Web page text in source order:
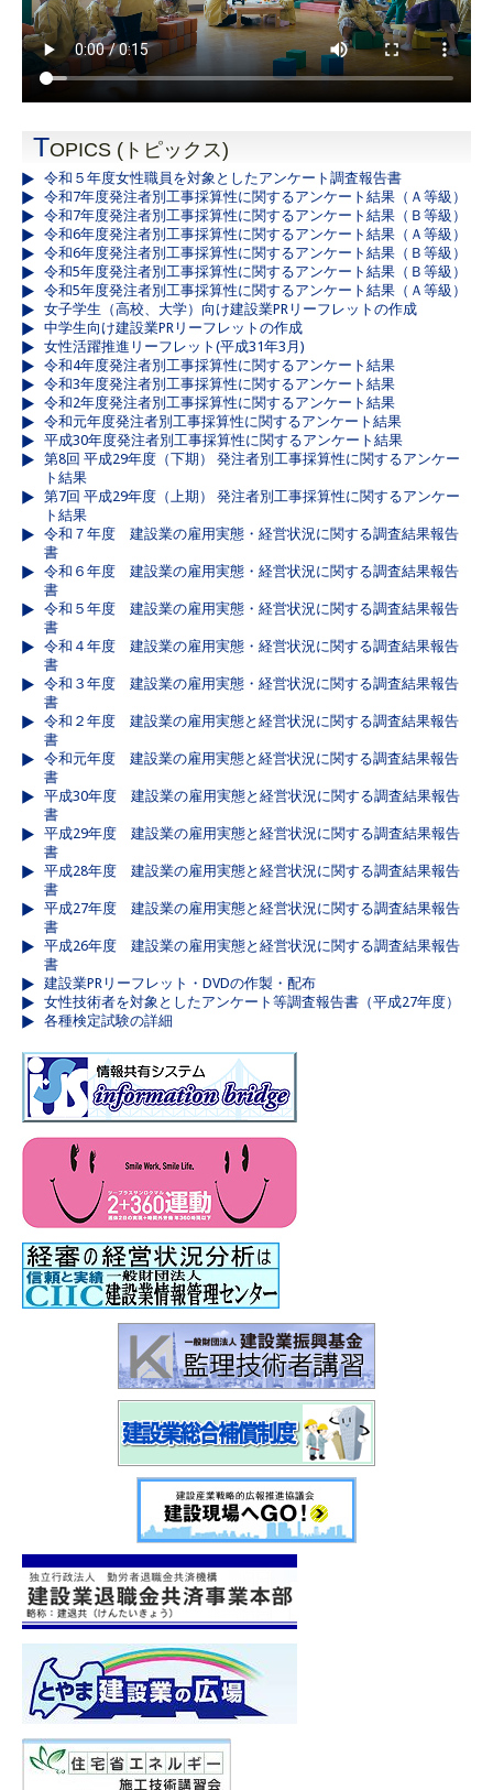
TOPICS (トピックス)
令和５年度女性職員を対象としたアンケート調査報告書
令和7年度発注者別工事採算性に関するアンケート結果（Ａ等級）
令和7年度発注者別工事採算性に関するアンケート結果（Ｂ等級）
令和6年度発注者別工事採算性に関するアンケート結果（Ａ等級）
令和6年度発注者別工事採算性に関するアンケート結果（Ｂ等級）
令和5年度発注者別工事採算性に関するアンケート結果（Ｂ等級）
令和5年度発注者別工事採算性に関するアンケート結果（Ａ等級）
女子学生（高校、大学）向け建設業PRリーフレットの作成
中学生向け建設業PRリーフレットの作成
女性活躍推進リーフレット(平成31年3月)
令和4年度発注者別工事採算性に関するアンケート結果
令和3年度発注者別工事採算性に関するアンケート結果
令和2年度発注者別工事採算性に関するアンケート結果
令和元年度発注者別工事採算性に関するアンケート結果
平成30年度発注者別工事採算性に関するアンケート結果
第8回 平成29年度（下期） 発注者別工事採算性に関するアンケー
ト結果
第7回 平成29年度（上期） 発注者別工事採算性に関するアンケー
ト結果
令和７年度 建設業の雇用実態・経営状況に関する調査結果報告
書
令和６年度 建設業の雇用実態・経営状況に関する調査結果報告
書
令和５年度 建設業の雇用実態・経営状況に関する調査結果報告
書
令和４年度 建設業の雇用実態・経営状況に関する調査結果報告
書
令和３年度 建設業の雇用実態・経営状況に関する調査結果報告
書
令和２年度 建設業の雇用実態と経営状況に関する調査結果報告
書
令和元年度 建設業の雇用実態と経営状況に関する調査結果報告
書
平成30年度 建設業の雇用実態と経営状況に関する調査結果報告
書
平成29年度 建設業の雇用実態と経営状況に関する調査結果報告
書
平成28年度 建設業の雇用実態と経営状況に関する調査結果報告
書
平成27年度 建設業の雇用実態と経営状況に関する調査結果報告
書
平成26年度 建設業の雇用実態と経営状況に関する調査結果報告
書
建設業PRリーフレット・DVDの作製・配布
女性技術者を対象としたアンケート等調査報告書（平成27年度）
各種検定試験の詳細